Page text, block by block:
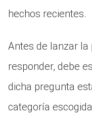
hechos recientes.
Antes de lanzar
responder, debe
dicha pregunta
categoría